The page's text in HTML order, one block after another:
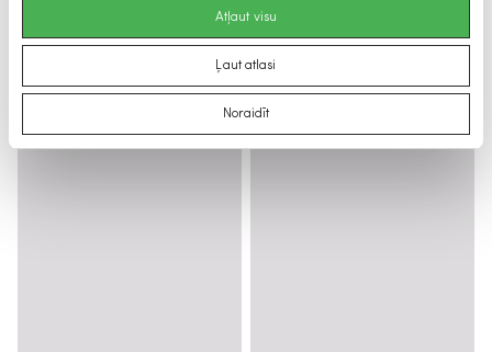
Atļaut visu
Ļaut atlasi
Noraidīt